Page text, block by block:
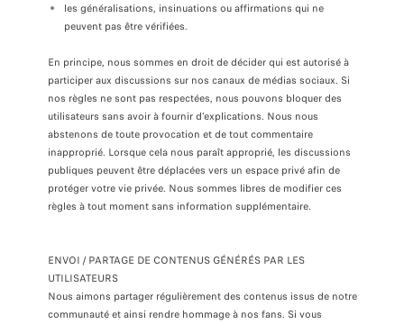
les généralisations, insinuations ou affirmations qui ne
peuvent pas être vérifiées.
En principe, nous sommes en droit de décider qui est autorisé à
participer aux discussions sur nos canaux de médias sociaux. Si
nos règles ne sont pas respectées, nous pouvons bloquer des
utilisateurs sans avoir à fournir d’explications. Nous nous
abstenons de toute provocation et de tout commentaire
inapproprié. Lorsque cela nous paraît approprié, les discussions
publiques peuvent être déplacées vers un espace privé afin de
protéger votre vie privée. Nous sommes libres de modifier ces
règles à tout moment sans information supplémentaire.
ENVOI / PARTAGE DE CONTENUS GÉNÉRÉS PAR LES
UTILISATEURS
Nous aimons partager régulièrement des contenus issus de notre
communauté et ainsi rendre hommage à nos fans. Si vous